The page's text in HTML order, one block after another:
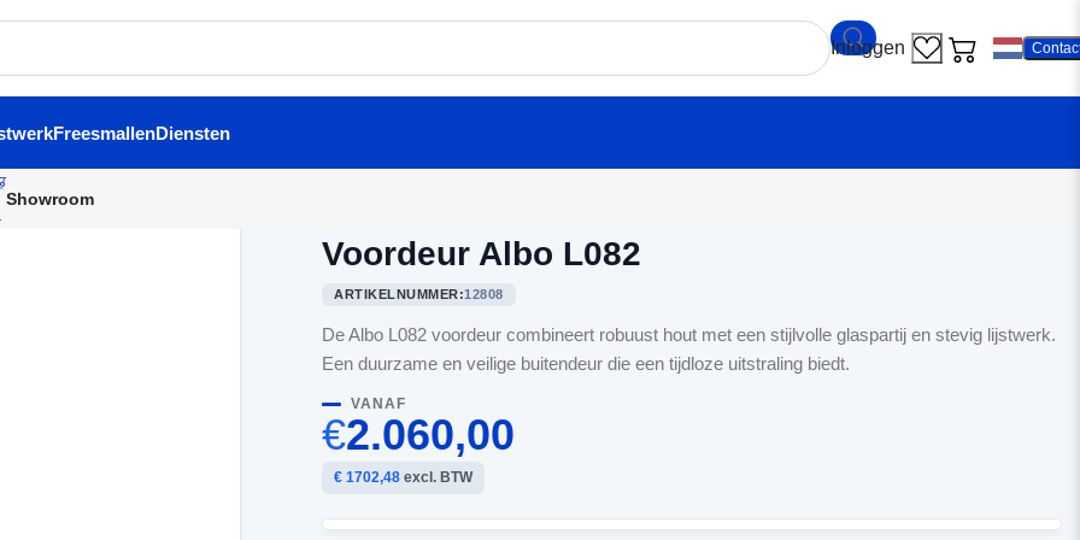
FreesmallenDiensten
Showroom
Voordeur Albo L082
ARTIKELNUMMER:12808
De Albo L082 voordeur combineert robuust hout met een stijlvolle glaspartij en stevig lijstwerk.
Een duurzame en veilige buitendeur die een tijdloze uitstraling biedt.
VANAF
€2.060,00
€ 1702,48 excl. BTW